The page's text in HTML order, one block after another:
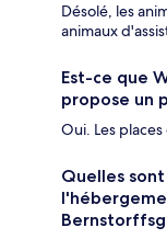
Désolé, les
animaux
Est-ce que
propose un
Oui. Les
Quelles